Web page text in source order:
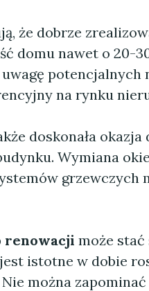
że dobrze
domu nawet o 20-
potencjalnych
na rynku
doskonała
Wymiana
grzewczych
renowacji może
istotne w dobie
Nie można